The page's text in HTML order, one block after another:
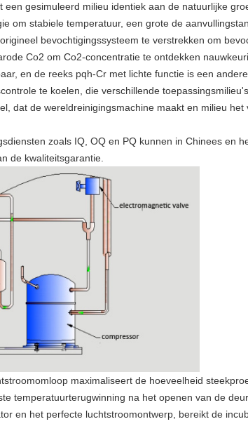
gesimuleerd milieu identiek aan de natuurlijke
om stabiele temperatuur, een grote de
bevochtigingssysteem te verstrekken om
Co2 om Co2-concentratie te ontdekken
en de reeks pqh-Cr met lichte functie is een
te koelen, die verschillende
dat de wereldreinigingsmachine maakt en milieu het
zoals IQ, OQ en PQ kunnen in Chinees en
de kwaliteitsgarantie.
maximaliseert de hoeveelheid
temperatuurterugwinning na het openen van de
en het perfecte luchtstroomontwerp, bereikt de